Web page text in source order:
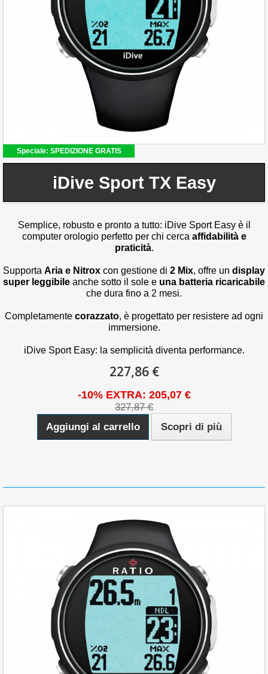
Speciale: SPEDIZIONE GRATIS
iDive Sport TX Easy
Semplice, robusto e pronto a tutto: iDive Sport Easy è il
computer orologio perfetto per chi cerca affidabilità e
praticità.
Supporta Aria e Nitrox con gestione di 2 Mix, offre un display
super leggibile anche sotto il sole e una batteria ricaricabile
che dura fino a 2 mesi.
Completamente corazzato, è progettato per resistere ad ogni
immersione.
iDive Sport Easy: la semplicità diventa performance.
227,86 €
-10% EXTRA: 205,07 €
327,87 €
Aggiungi al carrello
Scopri di più